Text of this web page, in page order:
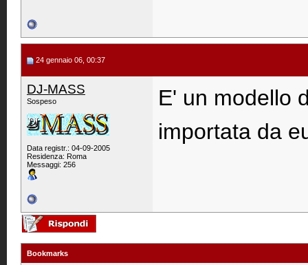
24 gennaio 06, 00:37
DJ-MASS
Sospeso
Data registr.: 04-09-2005
Residenza: Roma
Messaggi: 256
E' un modello
importata da
Bookmarks